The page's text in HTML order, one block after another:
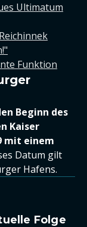
Ultimatum
Funktion
Beginn des
Kaiser
mit einem
Datum gilt
Hafens.
Folge